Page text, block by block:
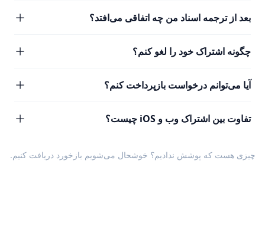
بعد از ترجمه اسناد من چه اتفاقی می‌افتد؟
چگونه اشتراک خود را لغو کنم؟
آیا می‌توانم درخواست بازپرداخت کنم؟
تفاوت بین اشتراک وب و iOS چیست؟
چیزی هست که پوشش ندادیم؟ خوشحال می‌شویم بازخورد دریافت کنیم.